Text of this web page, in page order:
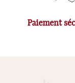
Paiement